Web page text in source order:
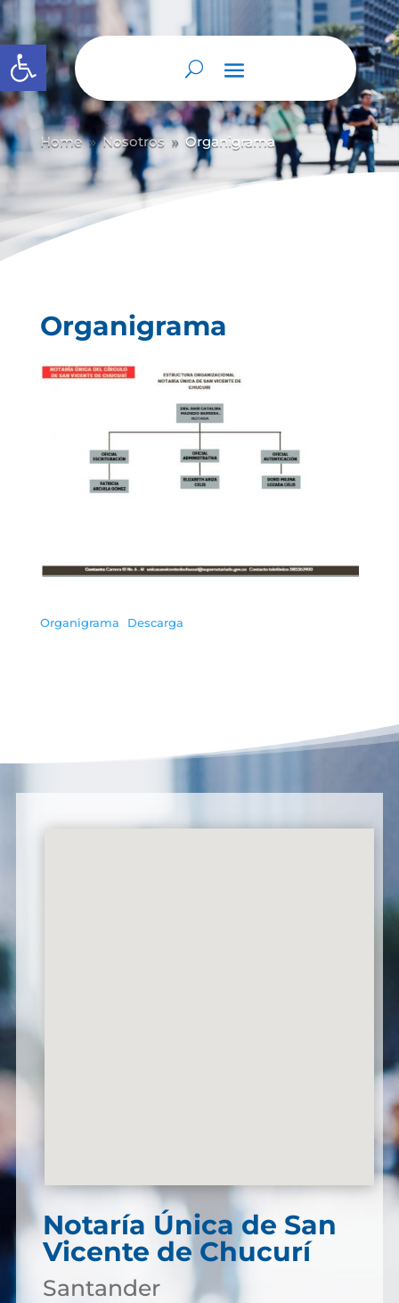
Abrir barra de herramientas
Home 9 Nosotros 9 Organigrama
Organigrama
Organigrama Descarga
Notaría Única de San
Vicente de Chucurí
Santander